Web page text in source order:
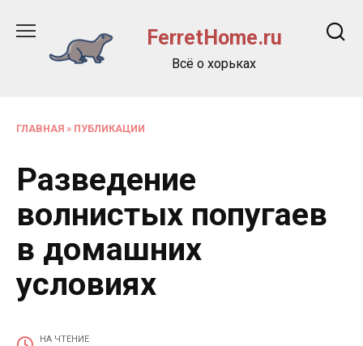
содержанию
FerretHome.ru
Всё о хорьках
ГЛАВНАЯ » ПУБЛИКАЦИИ
Разведение
волнистых попугаев
в домашних
условиях
НА ЧТЕНИЕ